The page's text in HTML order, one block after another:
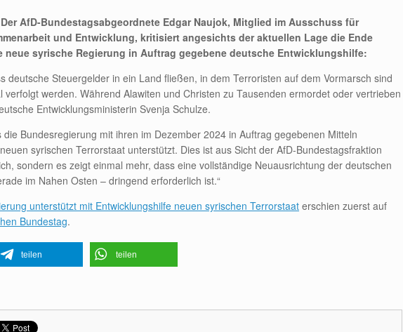
Der AfD-Bundestagsabgeordnete Edgar Naujok, Mitglied im Ausschuss für
und Entwicklung, kritisiert angesichts der aktuellen Lage die Ende
neue syrische Regierung in Auftrag gegebene deutsche Entwicklungshilfe:
deutsche Steuergelder in ein Land fließen, in dem Terroristen auf dem Vormarsch sind
verfolgt werden. Während Alawiten und Christen zu Tausenden ermordet oder vertrieben
Entwicklungsministerin Svenja Schulze.
die Bundesregierung mit ihren im Dezember 2024 in Auftrag gegebenen Mitteln
syrischen Terrorstaat unterstützt. Dies ist aus Sicht der AfD-Bundestagsfraktion
sondern es zeigt einmal mehr, dass eine vollständige Neuausrichtung der deutschen
im Nahen Osten – dringend erforderlich ist.“
unterstützt mit Entwicklungshilfe neuen syrischen Terrorstaat erschien zuerst auf
Bundestag.
teilen teilen